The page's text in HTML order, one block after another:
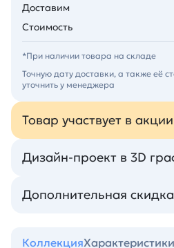
Доставим
Стоимость
*При наличии товара на складе
Точную дату доставки, а также её
уточнить у менеджера
Товар участвует в акции
Дизайн-проект в 3D
Дополнительная
КоллекцияХарактеристики